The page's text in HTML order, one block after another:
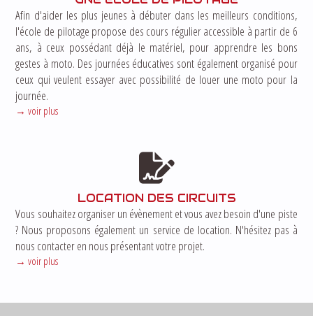
Afin d'aider les plus jeunes à débuter dans les meilleurs conditions,
l'école de pilotage propose des cours régulier accessible à partir de 6
ans, à ceux possédant déjà le matériel, pour apprendre les bons
gestes à moto. Des journées éducatives sont également organisé pour
ceux qui veulent essayer avec possibilité de louer une moto pour la
journée.
voir plus
LOCATION DES CIRCUITS
Vous souhaitez organiser un évènement et vous avez besoin d'une piste
? Nous proposons également un service de location. N'hésitez pas à
nous contacter en nous présentant votre projet.
voir plus